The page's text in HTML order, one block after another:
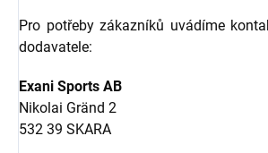
Pro potřeby zákazníků uvádíme
dodavatele:
Exani Sports AB
Nikolai Gränd 2
532 39 SKARA